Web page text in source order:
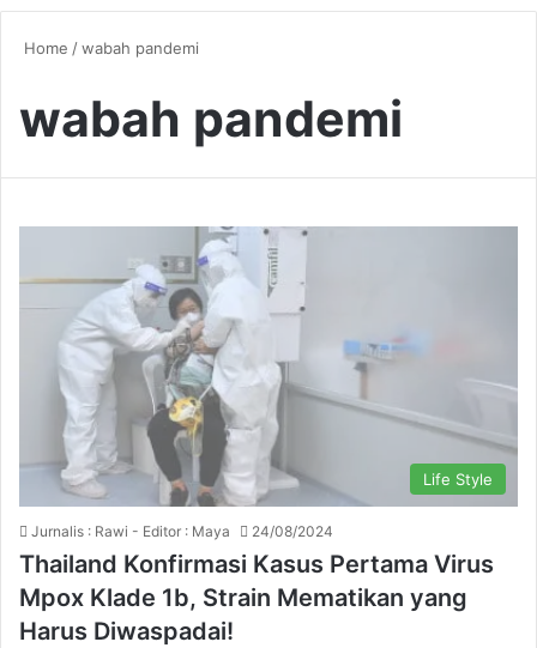
Home /wabah pandemi
wabah pandemi
Life Style
Jurnalis : Rawi - Editor : Maya 24/08/2024
Thailand Konfirmasi Kasus Pertama Virus
Mpox Klade 1b, Strain Mematikan yang
Harus Diwaspadai!